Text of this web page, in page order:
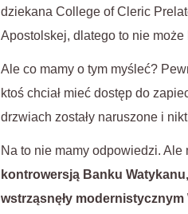
dziekana College of Cleric
Apostolskej, dlatego to nie może
Ale co mamy o tym myśleć?
ktoś chciał mieć dostęp do
drzwiach zostały naruszone i
Na to nie mamy odpowiedzi. Ale
kontrowersją Banku
wstrząsnęły